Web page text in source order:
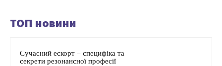
ТОП новини
Сучасний ескорт – специфіка та
секрети резонансної професії